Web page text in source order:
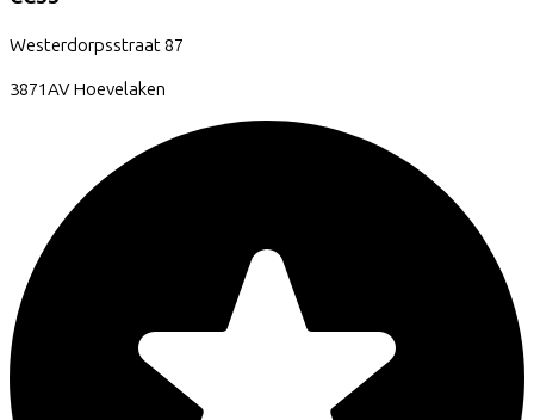
Westerdorpsstraat 87
3871AVHoevelaken